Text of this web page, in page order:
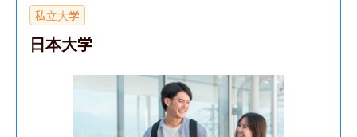
私立大学
日本大学